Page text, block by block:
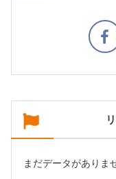
まだデータがありま